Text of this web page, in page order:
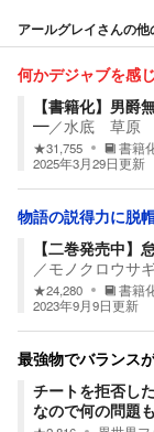
アールグレイさんの
何かデジャブを感
【書籍化】男
―／水底 草原
★31,755 書籍
2025年3月29日更新
物語の説得力に脱
【二巻発売中】
／モノクロウサ
★24,280 書籍
2023年9月9日更新
最強物でバランス
チートを拒否し
なので何の問題